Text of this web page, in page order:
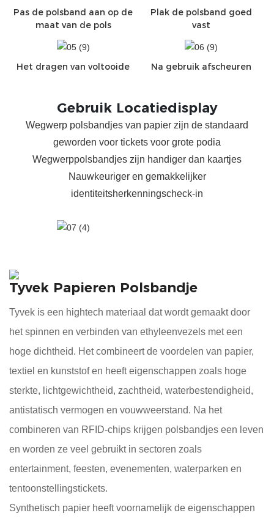
Pas de polsband aan op de
maat van de pols
Plak de polsband goed
vast
Het dragen van voltooide Na gebruik afscheuren
Gebruik Locatiedisplay
Wegwerp polsbandjes van papier zijn de standaard
geworden voor tickets voor grote podia
Wegwerppolsbandjes zijn handiger dan kaartjes
Nauwkeuriger en gemakkelijker
identiteitsherkenningscheck-in
Tyvek Papieren Polsbandje
Tyvek is een hightech materiaal dat wordt gemaakt door
het spinnen en verbinden van ethyleenvezels met een
hoge dichtheid. Het combineert de voordelen van papier,
textiel en kunststof en heeft eigenschappen zoals hoge
sterkte, lichtgewichtheid, zachtheid, waterbestendigheid,
antistatisch vermogen en vouwweerstand. Na het
combineren van RFID-chips krijgen polsbandjes een leven
en worden ze veel gebruikt in sectoren zoals
entertainment, feesten, evenementen, waterparken en
tentoonstellingstickets.
Synthetisch papier heeft voornamelijk de eigenschappen